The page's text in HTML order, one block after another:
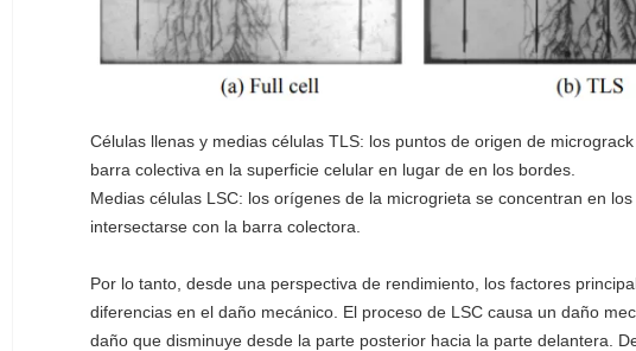
Células llenas y medias células TLS: los puntos de origen de
barra colectiva en la superficie celular en lugar de en los bordes.
Medias células LSC: los orígenes de la microgrieta se concentran en
intersectarse con la barra colectora.
Por lo tanto, desde una perspectiva de rendimiento, los factores
diferencias en el daño mecánico. El proceso de LSC causa un daño
daño que disminuye desde la parte posterior hacia la parte delantera.